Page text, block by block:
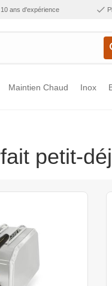
ans d'expérience
Maintien Chaud Inox
petit-